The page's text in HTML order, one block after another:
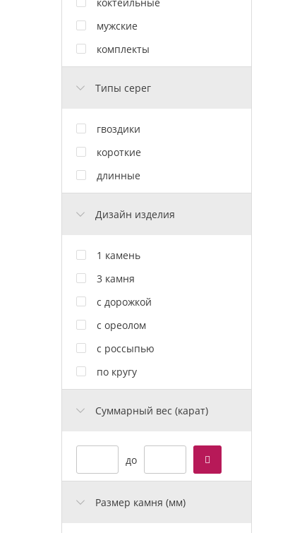
мужские
комплекты
Типы серег
гвоздики
короткие
длинные
Дизайн изделия
1 камень
3 камня
с дорожкой
с ореолом
с россыпью
по кругу
Cуммарный вес (карат)
до
Размер камня (мм)